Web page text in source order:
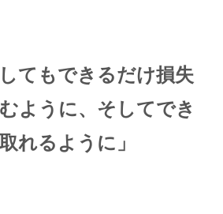
てもできるだけ損失
ように、そしてでき
れるように」